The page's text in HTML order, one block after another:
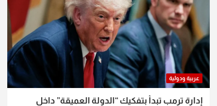
عربية ودولية
إدارة ترمب تبدأ بتفكيك “الدولة العميقة” داخل